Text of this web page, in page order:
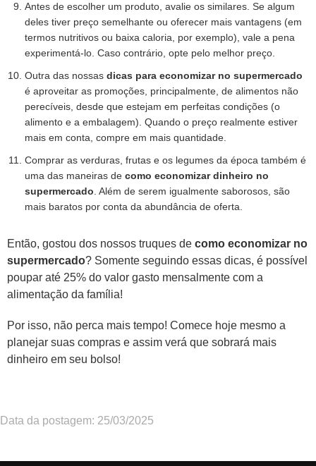
Antes de escolher um produto, avalie os similares. Se algum
deles tiver preço semelhante ou oferecer mais vantagens (em
termos nutritivos ou baixa caloria, por exemplo), vale a pena
experimentá-lo. Caso contrário, opte pelo melhor preço.
Outra das nossas dicas para economizar no supermercado
é aproveitar as promoções, principalmente, de alimentos não
perecíveis, desde que estejam em perfeitas condições (o
alimento e a embalagem). Quando o preço realmente estiver
mais em conta, compre em mais quantidade.
Comprar as verduras, frutas e os legumes da época também é
uma das maneiras de como economizar dinheiro no
supermercado . Além de serem igualmente saborosos, são
mais baratos por conta da abundância de oferta.
Então, gostou dos nossos truques de como economizar no
supermercado? Somente seguindo essas dicas, é possível
poupar até 25% do valor gasto mensalmente com a
alimentação da família!
Por isso, não perca mais tempo! Comece hoje mesmo a
planejar suas compras e assim verá que sobrará mais
dinheiro em seu bolso!
Data da postagem: 25/03/2025